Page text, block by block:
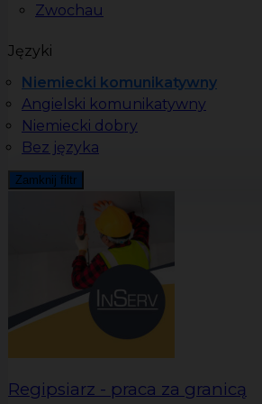
Zwochau
Języki
Niemiecki komunikatywny
Angielski komunikatywny
Niemiecki dobry
Bez języka
Zamknij filtr
Regipsiarz - praca za granicą